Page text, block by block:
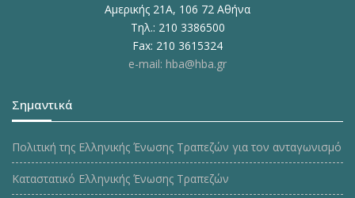
Αμερικής 21Α, 106 72 Αθήνα
Τηλ.: 210 3386500
Fax: 210 3615324
e-mail: hba@hba.gr
Σημαντικά
Πολιτική της Ελληνικής Ένωσης Τραπεζών για τον ανταγωνισμό
Καταστατικό Ελληνικής Ένωσης Τραπεζών